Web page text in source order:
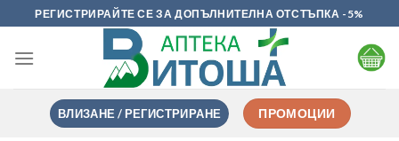
to
content
РЕГИСТРИРАЙТЕ СЕ ЗА ДОПЪЛНИТЕЛНА ОТСТЪПКА -5%
ВЛИЗАНЕ / РЕГИСТРИРАНЕ ПРОМОЦИИ